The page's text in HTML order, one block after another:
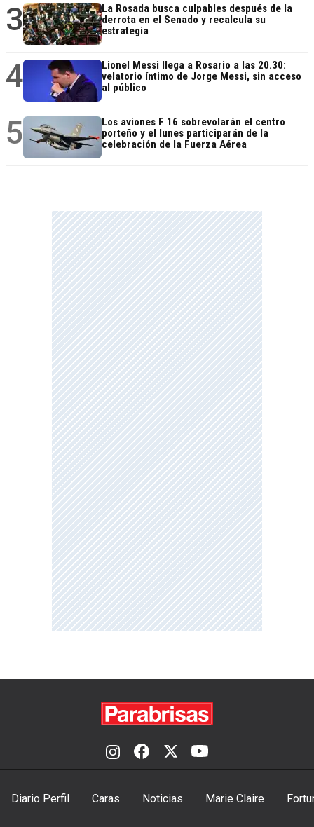
3
La Rosada busca culpables después de la
derrota en el Senado y recalcula su
estrategia
4
Lionel Messi llega a Rosario a las 20.30:
velatorio íntimo de Jorge Messi, sin acceso
al público
5
Los aviones F 16 sobrevolarán el centro
porteño y el lunes participarán de la
celebración de la Fuerza Aérea
Diario Perfil Caras Noticias Marie Claire